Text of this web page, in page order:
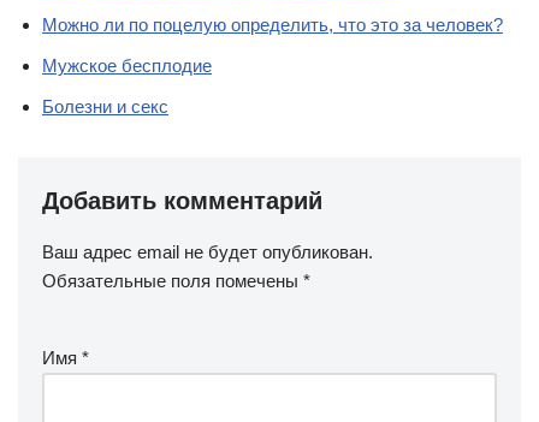
Можно ли по поцелую определить, что это за человек?
Мужское бесплодие
Болезни и секс
Добавить комментарий
Ваш адрес email не будет опубликован.
Обязательные поля помечены *
Имя *